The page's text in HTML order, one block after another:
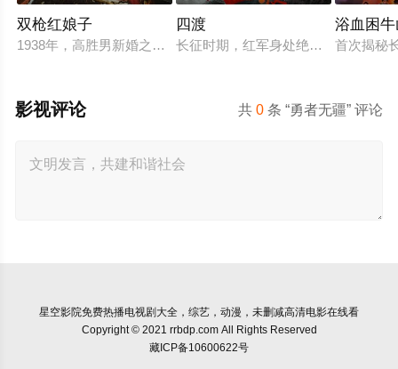
双枪红娘子
1938年，高胜男新婚之日，丈夫被日军残害，父辈亦遭屠戮。
四渡
长征时期，红军身处绝境。四渡赤水
浴血困
首次揭秘
共0 条 “勇者无疆” 评论
影视评论
星空影院免费热播电视剧大全，综艺，动漫，未删减高清电影在线看
Copyright © 2021 rrbdp.com All Rights Reserved
藏ICP备10600622号